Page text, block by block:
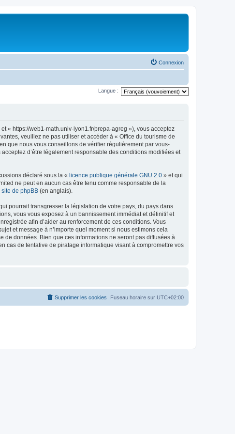
Connexion
Langue :
« https://web1-math.univ-lyon1.fr/prepa-agreg »), vous acceptez
veuillez ne pas utiliser et accéder à « Office du tourisme de
que nous vous conseillons de vérifier régulièrement par vous-
d’être légalement responsable des conditions modifiées et
déclaré sous la « licence publique générale GNU 2.0 » et qui
ne peut en aucun cas être tenu comme responsable de la
site de phpBB (en anglais).
pourrait transgresser la législation de votre pays, du pays dans
vous vous exposez à un bannissement immédiat et définitif et
afin d’aider au renforcement de ces conditions. Vous
et message à n’importe quel moment si nous estimons cela
de données. Bien que ces informations ne seront pas diffusées à
cas de tentative de piratage informatique visant à compromettre vos
Fuseau horaire sur UTC+02:00
Supprimer les cookies